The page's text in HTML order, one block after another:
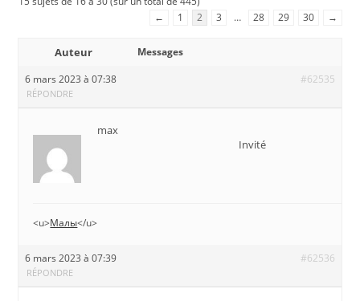
←
1 2 3 … 28 29 30 →
Auteur
Messages
6 mars 2023 à 07:38
#62535
RÉPONDRE
max
Invité
<u>Малы</u>
6 mars 2023 à 07:39 #62536
RÉPONDRE